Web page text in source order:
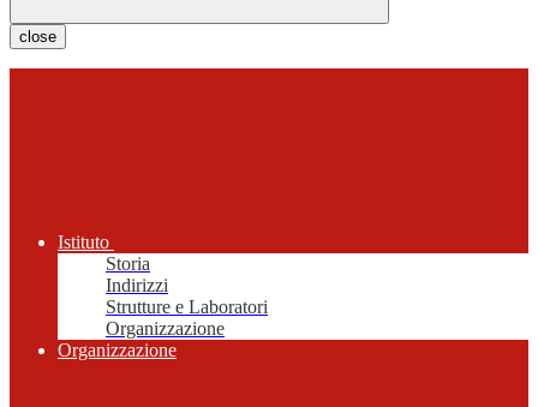
close
Istituto
Storia
Indirizzi
Strutture e Laboratori
Organizzazione
Organizzazione